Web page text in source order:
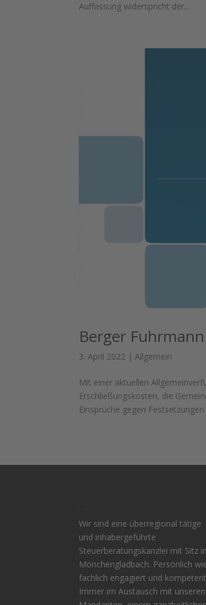
Auffassung widerspricht der...
Berger
3. April 2022 | Allgemein
Mit einer aktuellen
Erschließungskosten, die
Einsprüche gegen Festsetzungen
Wir sind eine überregional tätige
und inhabergeführte
Steuerberatungskanzlei mit Sitz in
Mönchengladbach. Persönlich
fachlich engagiert und
Immer im Austausch mit unseren